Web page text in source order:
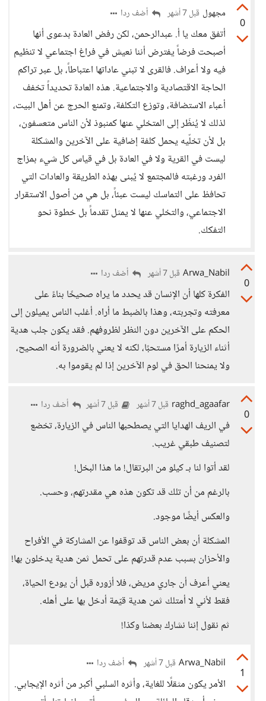
0
مجهول قبل 7 أشهر أضف ردا
أتفق معك يا أ. عبدالرحمن، لكن رفض العادة بدعوى أنها
أصبحت فرضاً يفترض أننا نعيش في فراغ اجتماعي لا تنظيم
فيه ولا أعراف. فالقرى لا تبني عاداتها اعتباطاً، بل عبر تراكم
الحاجة الاقتصادية والاجتماعية. هذه العادة تحديداً تخفف
أعباء الاستضافة، وتوزع التكلفة، وتمنع الحرج عن أهل البيت،
لذلك لا يُنظَر إلى المتخلي عنها كمنبوذ لأن الناس متعسفون،
بل لأن تخلّيه يحمل كلفة إضافية على الآخرين والمشكلة
ليست في القرية ولا في العادة بل في قياس كل شيء بمزاج
الفرد ورغبته فالمجتمع لا يُبنى بهذه الطريقة والعادات التي
تحافظ على التماسك ليست عبئاً، بل هي من أصول الاستقرار
الاجتماعي، والتخلي عنها لا يمثل تقدماً بل خطوة نحو
التفكك.
0
Arwa_Nabil قبل 7 أشهر أضف ردا
الفكرة كلها أن الإنسان قد يحدد ما يراه صحيحًا بناءً على
معرفته وتجربته، وهذا بالضبط ما أراه. أغلب الناس يميلون إلى
الحكم على الآخرين دون النظر لظروفهم. فقد يكون جلب هدية
أثناء الزيارة أمرًا مستحبًا، لكنه لا يعني بالضرورة أنه الصحيح،
ولا يمنحنا الحق في لوم الآخرين إذا لم يقوموا به.
0
raghd_agaafar قبل 7 أشهر قبل 7 أشهر أضف ردا
في الريف الهدايا التي يصطحبها الناس في الزيارة، تخضع
لتصنيف طبقي غريب.
لقد أتوا لنا بـ كيلو من البرتقال! ما هذا البخل!
بالرغم من أن تلك قد تكون هذه هي مقدرتهم، وحسب.
والعكس أيضًا موجود.
المشكلة أن بعض الناس قد توقفوا عن المشاركة في الأفراح
والأحزان بسبب عدم قدرتهم على تحمل ثمن هدية يدخلون بها!
يعني أعرف أن جاري مريض، فلا أزوره قبل أن يودع الحياة،
فقط لأني لا أمتلك ثمن هدية قيّمة أدخل بها على أهله.
ثم نقول إننا نشارك بعضنا وكذا!
1
Arwa_Nabil قبل 7 أشهر أضف ردا
الأمر يكون مثقلًا للغاية، وأثره السلبي أكبر من أثره الإيجابي.